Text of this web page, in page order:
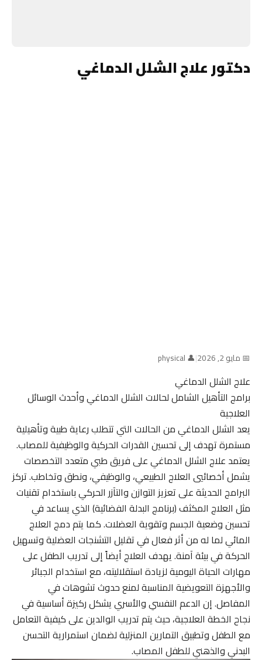
دكتور علاج الشلل الدماغي
📅 مايو 2, 2026 |
👤 physical
علاج الشلل الدماغي
برامج التأهيل الشامل لحالات الشلل الدماغي وأحدث الوسائل
العلاجية
يعد الشلل الدماغي من الحالات التي تتطلب رعاية طبية وتأهيلية
مستمرة تهدف إلى تحسين القدرات الحركية والوظيفية للمصاب.
يعتمد علاج الشلل الدماغي على فريق طبي متعدد التخصصات
يشمل أخصائيي العلاج الطبيعي، والوظيفي، ونطق وتخاطب. تركز
البرامج الحديثة على تعزيز التوازن والتآزر الحركي باستخدام تقنيات
مثل العلاج المكثف (برنامج البدلة الفضائية) الذي يساعد في
تحسين وضعية الجسم وتقوية العضلات. كما يتم دمج العلاج
المائي لما له من أثر فعال في تقليل التشنجات العضلية وتسهيل
الحركة في بيئة آمنة. يهدف العلاج أيضاً إلى تدريب الطفل على
مهارات الحياة اليومية لزيادة استقلاليته، مع استخدام الجبائر
والأجهزة التعويضية المناسبة لمنع حدوث تشوهات في
المفاصل. إن الدعم النفسي والأسري يشكل ركيزة أساسية في
نجاح الخطة العلاجية، حيث يتم تدريب الوالدين على كيفية التعامل
مع الطفل وتطبيق التمارين المنزلية لضمان استمرارية التحسن
البدني والذهني للطفل المصاب.